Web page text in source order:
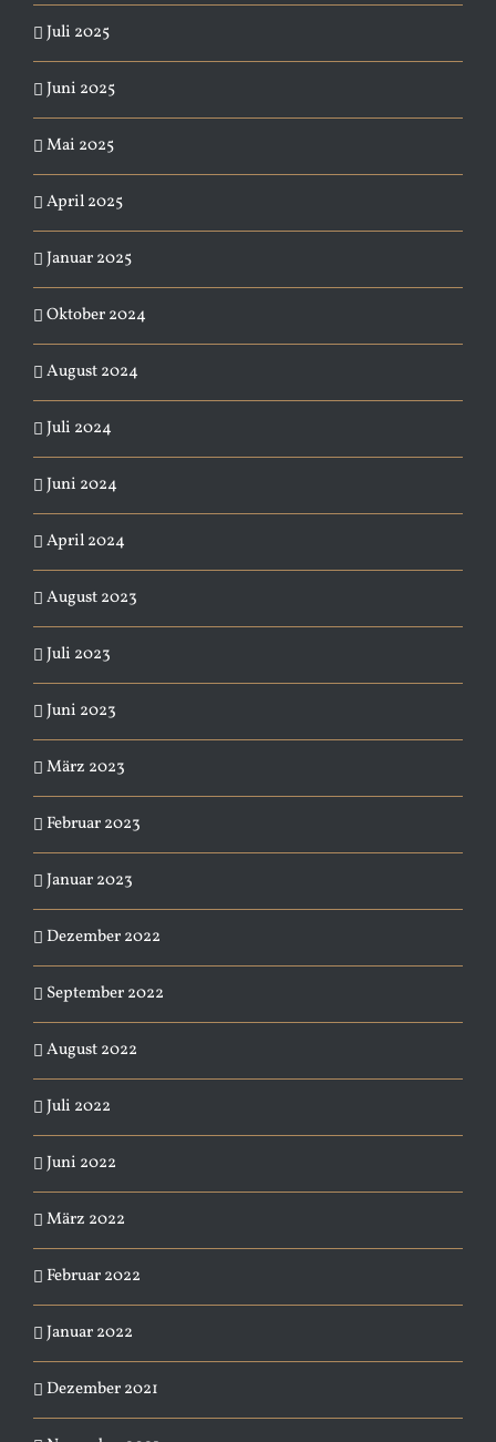
Juli 2025
Juni 2025
Mai 2025
April 2025
Januar 2025
Oktober 2024
August 2024
Juli 2024
Juni 2024
April 2024
August 2023
Juli 2023
Juni 2023
März 2023
Februar 2023
Januar 2023
Dezember 2022
September 2022
August 2022
Juli 2022
Juni 2022
März 2022
Februar 2022
Januar 2022
Dezember 2021